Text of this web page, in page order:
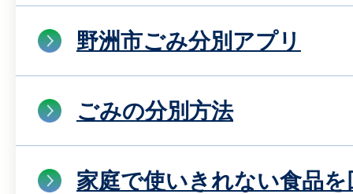
野洲市ごみ分別アプリ
ごみの分別方法
家庭で使いきれない食品